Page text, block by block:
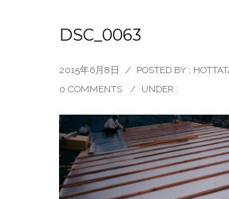
DSC_0063
2015年6月8日 / POSTED BY :
0 COMMENTS
/ UNDER :